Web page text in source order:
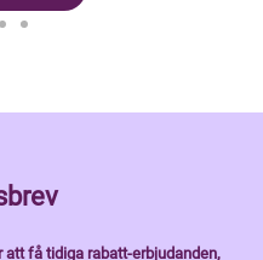
att få tidiga rabatt-erbjudanden,